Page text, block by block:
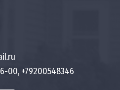
00, +79200548346